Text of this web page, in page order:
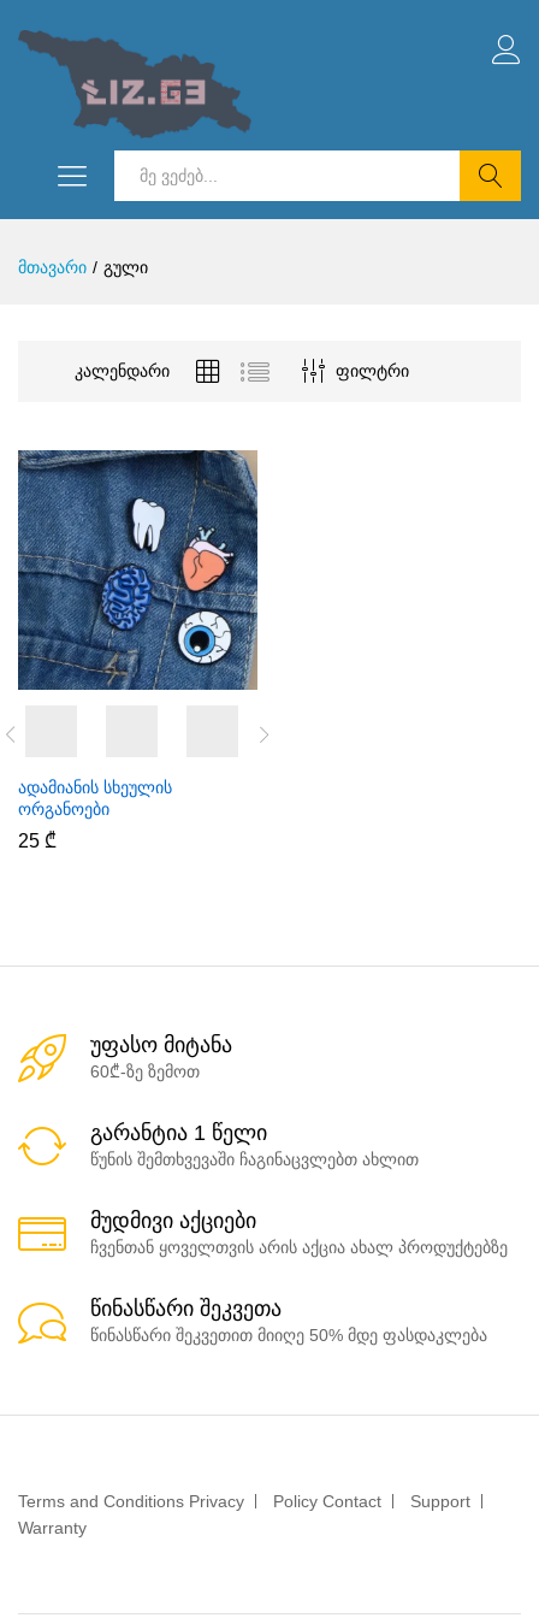
მთავარი / გული
კალენდარი ფილტრი
ადამიანის სხეულის
ორგანოები
25 ₾
უფასო მიტანა
60₾-ზე ზემოთ
გარანტია 1 წელი
წუნის შემთხვევაში ჩაგინაცვლებთ ახლით
მუდმივი აქციები
ჩვენთან ყოველთვის არის აქცია ახალ პროდუქტებზე
წინასწარი შეკვეთა
წინასწარი შეკვეთით მიიღე 50% მდე ფასდაკლება
Terms and Conditions Privacy Policy Contact
Support
Warranty